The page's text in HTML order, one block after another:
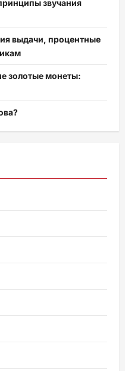
звучания
выдачи, процентные
золотые монеты: